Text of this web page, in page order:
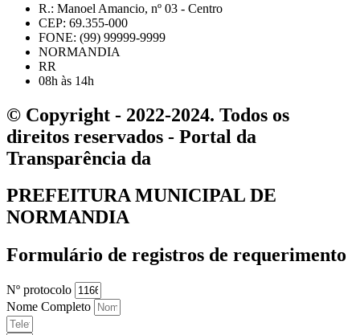
R.: Manoel Amancio, nº 03 - Centro
CEP: 69.355-000
FONE: (99) 99999-9999
NORMANDIA
RR
08h às 14h
© Copyright - 2022-2024. Todos os
direitos reservados - Portal da
Transparência da
PREFEITURA MUNICIPAL DE
NORMANDIA
Formulário de registros de requerimento
Nº protocolo
Nome Completo